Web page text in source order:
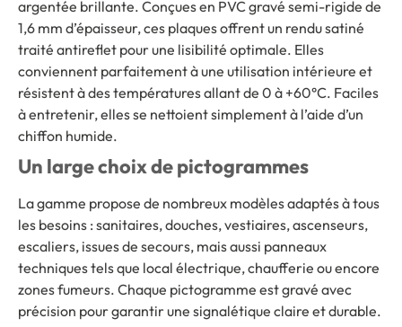
argentée brillante. Conçues en PVC gravé semi-rigide de
1,6 mm d’épaisseur, ces plaques offrent un rendu satiné
traité antireflet pour une lisibilité optimale. Elles
conviennent parfaitement à une utilisation intérieure et
résistent à des températures allant de 0 à +60°C. Faciles
à entretenir, elles se nettoient simplement à l’aide d’un
chiffon humide.
Un large choix de pictogrammes
La gamme propose de nombreux modèles adaptés à tous
les besoins : sanitaires, douches, vestiaires, ascenseurs,
escaliers, issues de secours, mais aussi panneaux
techniques tels que local électrique, chaufferie ou encore
zones fumeurs. Chaque pictogramme est gravé avec
précision pour garantir une signalétique claire et durable.